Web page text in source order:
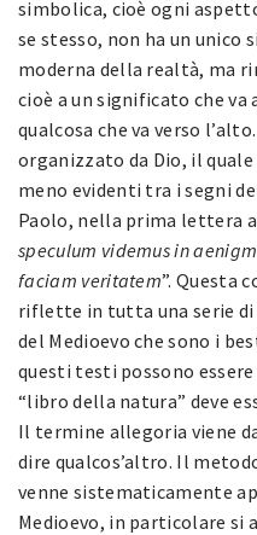
simbolica, cioè ogni
se stesso, non ha un unico
moderna della realtà, ma
cioè a un significato che va
qualcosa che va verso
organizzato da Dio, il
meno evidenti tra i segni
Paolo, nella prima lettera
speculum videmus in
faciam veritatem”. Questa
riflette in tutta una serie di
del Medioevo che sono i
questi testi possono
“libro della natura” deve
Il termine allegoria viene
dire qualcos’altro. Il
venne sistematicamente
Medioevo, in particolare si